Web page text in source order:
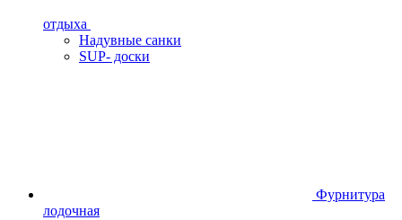
отдыха
Надувные санки
SUP- доски
Фурнитура
лодочная